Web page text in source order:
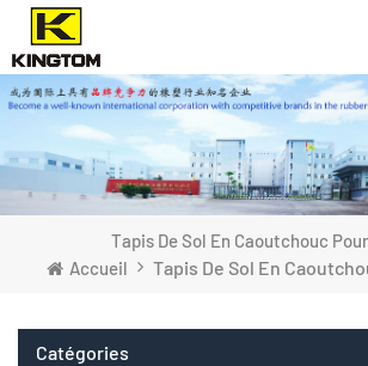
Tapis De Sol En Caoutchouc
Accueil
Tapis De Sol En
Catégories